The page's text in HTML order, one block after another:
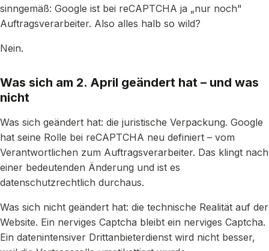
sinngemäß: Google ist bei reCAPTCHA ja „nur noch"
Auftragsverarbeiter. Also alles halb so wild?
Nein.
Was sich am 2. April geändert hat – und was
nicht
Was sich geändert hat: die juristische Verpackung. Google
hat seine Rolle bei reCAPTCHA neu definiert – vom
Verantwortlichen zum Auftragsverarbeiter. Das klingt nach
einer bedeutenden Änderung und ist es
datenschutzrechtlich durchaus.
Was sich nicht geändert hat: die technische Realität auf der
Website. Ein nerviges Captcha bleibt ein nerviges Captcha.
Ein datenintensiver Drittanbieterdienst wird nicht besser,